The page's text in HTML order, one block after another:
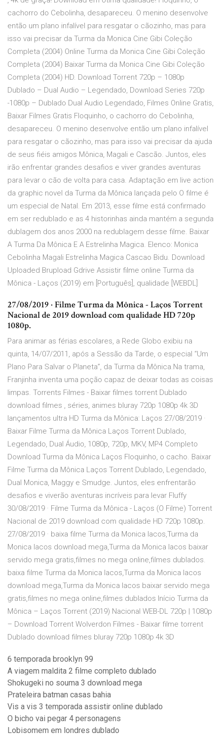
cachorro do Cebolinha, desapareceu. O menino desenvolve
então um plano infalível para resgatar o cãozinho, mas para
isso vai precisar da Turma da Monica Cine Gibi Coleção
Completa (2004) Online Turma da Monica Cine Gibi Coleção
Completa (2004) Baixar Turma da Monica Cine Gibi Coleção
Completa (2004) HD. Download Torrent 720p – 1080p
Dublado – Dual Audio – Legendado, Download Series 720p
-1080p – Dublado Dual Audio Legendado, Filmes Online Gratis,
Baixar Filmes Gratis Floquinho, o cachorro do Cebolinha,
desapareceu. O menino desenvolve então um plano infalível
para resgatar o cãozinho, mas para isso vai precisar da ajuda
de seus fiéis amigos Mônica, Magali e Cascão. Juntos, eles
irão enfrentar grandes desafios e viver grandes aventuras
para levar o cão de volta para casa. Adaptação em live action
da graphic novel da Turma da Mônica lançada pelo O filme é
um especial de Natal. Em 2013, esse filme está confirmado
em ser redublado e as 4 historinhas ainda mantém a segunda
dublagem dos anos 2000 na redublagem desse filme. Baixar
A Turma Da Mônica E A Estrelinha Magica. Elenco: Monica
Cebolinha Magali Estrelinha Magica Cascao Bidu. Download
Uploaded Brupload Gdrive Assistir filme online Turma da
Mônica - Laços (2019) em [Português], qualidade [WEBDL]
27/08/2019 · Filme Turma da Mônica - Laços Torrent
Nacional de 2019 download com qualidade HD 720p
1080p.
Para animar as férias escolares, a Rede Globo exibiu na
quinta, 14/07/2011, após a Sessão da Tarde, o especial “Um
Plano Para Salvar o Planeta”, da Turma da Mônica.Na trama,
Franjinha inventa uma poção capaz de deixar todas as coisas
limpas. Torrents Filmes - Baixar filmes torrent Dublado
download filmes , séries, animes bluray 720p 1080p 4k 3D
lançamentos ultra HD Turma da Mônica: Laços 27/08/2019 ·
Baixar Filme Turma da Mônica Laços Torrent Dublado,
Legendado, Dual Áudio, 1080p, 720p, MKV, MP4 Completo
Download Turma da Mônica Laços Floquinho, o cacho. Baixar
Filme Turma da Mônica Laços Torrent Dublado, Legendado,
Dual Monica, Maggy e Smudge. Juntos, eles enfrentarão
desafios e viverão aventuras incríveis para levar Fluffy
30/08/2019 · Filme Turma da Mônica - Laços (O Filme) Torrent
Nacional de 2019 download com qualidade HD 720p 1080p.
27/08/2019 · baixa filme Turma da Monica lacos,Turma da
Monica lacos download mega,Turma da Monica lacos baixar
servido mega gratis,filmes no mega online,filmes dublados.
baixa filme Turma da Monica lacos,Turma da Monica lacos
download mega,Turma da Monica lacos baixar servido mega
gratis,filmes no mega online,filmes dublados Início Turma da
Mônica – Laços Torrent (2019) Nacional WEB-DL 720p | 1080p
– Download Torrent Wolverdon Filmes - Baixar filme torrent
Dublado download filmes bluray 720p 1080p 4k 3D
6 temporada brooklyn 99
A viagem maldita 2 filme completo dublado
Shokugeki no souma 3 download mega
Prateleira batman casas bahia
Vis a vis 3 temporada assistir online dublado
O bicho vai pegar 4 personagens
Lobisomem em londres dublado